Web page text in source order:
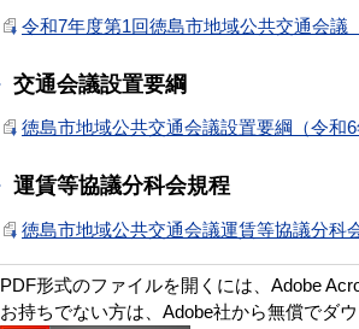
令和7年度第1回徳島市地域公共交通会議
交通会議設置要綱
徳島市地域公共交通会議設置要綱（令和
運賃等協議分科会規程
徳島市地域公共交通会議運賃等協議分科
PDF形式のファイルを開くには、Adobe
お持ちでない方は、Adobe社から無償でダウ